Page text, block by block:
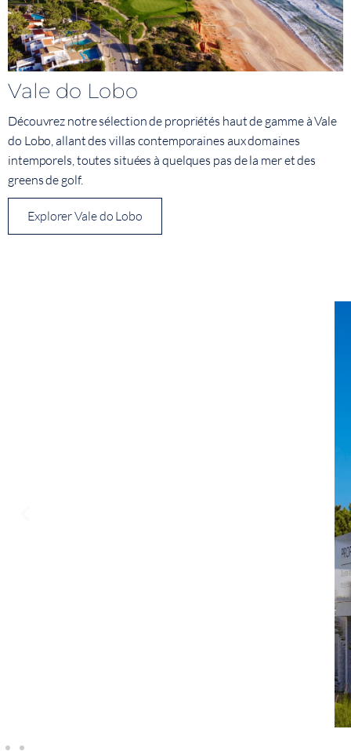
Vale do Lobo
Découvrez notre sélection de propriétés haut de gamme à Vale
do Lobo, allant des villas contemporaines aux domaines
intemporels, toutes situées à quelques pas de la mer et des
greens de golf.
Explorer Vale do Lobo